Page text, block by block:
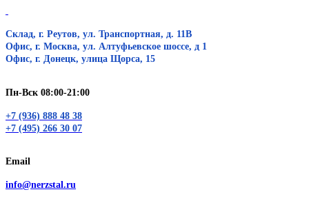
Склад, г. Реутов, ул. Транспортная, д. 11В
Офис, г. Москва, ул. Алтуфьевское шоссе, д 1
Офис, г. Донецк, улица Щорса, 15
Пн-Вск 08:00-21:00
+7 (936) 888 48 38
+7 (495) 266 30 07
Email
info@nerzstal.ru